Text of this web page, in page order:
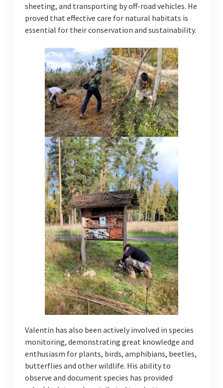
sheeting, and transporting by off-road vehicles. He
proved that effective care for natural habitats is
essential for their conservation and sustainability.
Valentin has also been actively involved in species
monitoring, demonstrating great knowledge and
enthusiasm for plants, birds, amphibians, beetles,
butterflies and other wildlife. His ability to
observe and document species has provided